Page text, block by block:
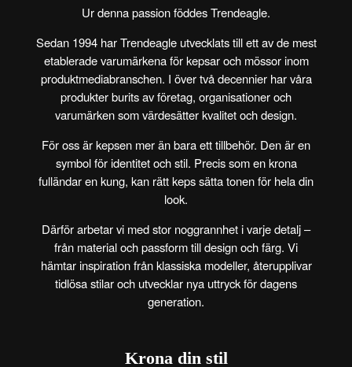
Ur denna passion föddesTrendeagle.
Sedan 1994har Trendeagle utvecklats till ett av de mest
etablerade varumärkena för kepsar och mössor inom
produktmediabranschen. I över två decennier har våra
produkter burits av företag, organisationer och
varumärken som värdesätter kvalitet och design.
För oss är kepsen mer än bara ett tillbehör. Den är en
symbol för identitet och stil. Precis som en krona
fulländar en kung, kan rätt keps sätta tonen för hela din
look.
Därför arbetar vi med stor noggrannhet i varje detalj –
från material och passform till design och färg. Vi
hämtar inspiration från klassiska modeller, återupplivar
tidlösa stilar och utvecklar nya uttryck för dagens
generation.
Krona din stil